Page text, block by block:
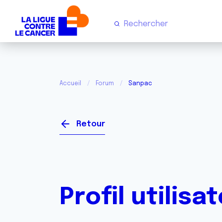
Accueil Forum Sanpac
Retour
Profil